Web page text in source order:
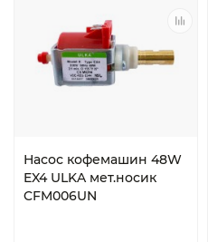
Насос кофемашин 48W
EX4 ULKA мет.носик
CFM006UN